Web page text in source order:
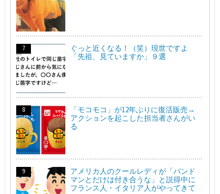
ぐっと近くなる！（笑）現世ですよ
「先祖、見ていますか」９選
「モコモコ」が12年ぶりに復活販売→
アクションを起こした担当者さんがい
る
アメリカ人のクールレディが「バンド
マンとだけは付き合うな」と説得中に
フランス人・イタリア人がやってきて